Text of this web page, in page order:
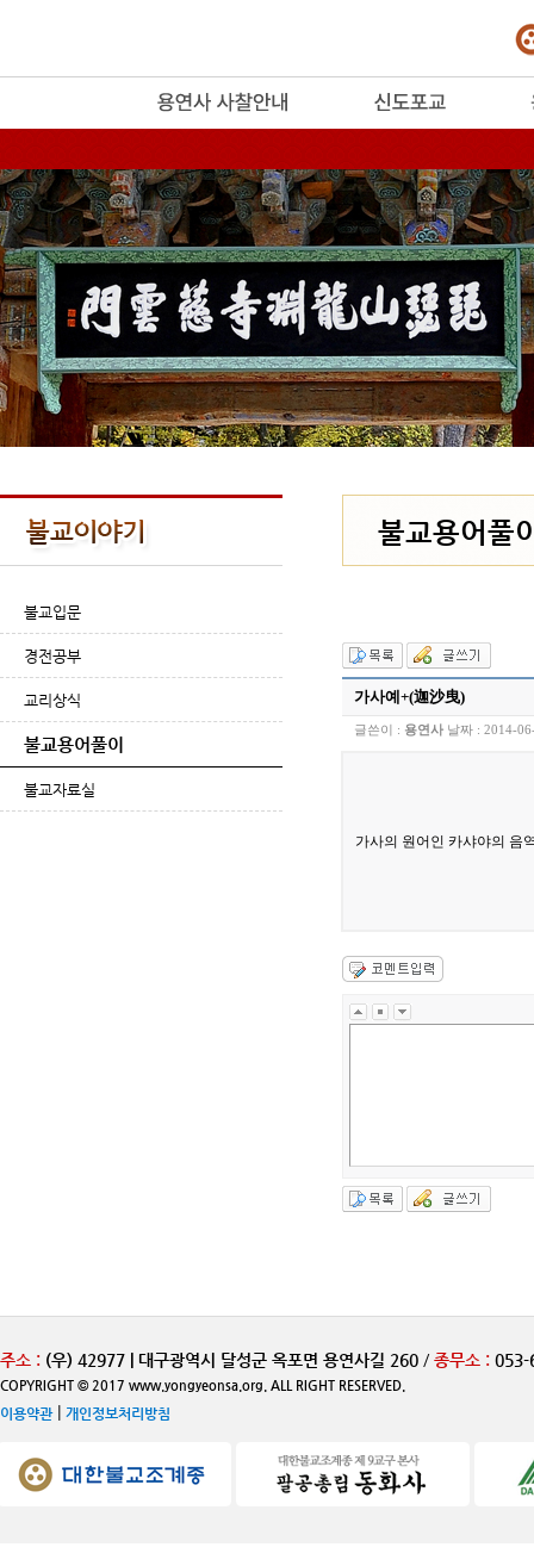
불교입문
경전공부
교리상식
불교용어풀이
불교자료실
불교용어풀
가사예+(迦沙曳)
글쓴이 : 용연사 날짜 : 2014-
가사의 원어인 카샤야의 음
주소 : (우) 42977 | 대구광역시 달성군 옥포면 용연사길 260 / 종무소 : 053-
COPYRIGHT © 2017 www.yongyeonsa.org. ALL RIGHT RESERVED.
이용약관| 개인정보처리방침